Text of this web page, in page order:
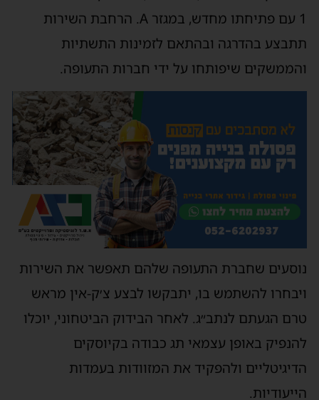
1 עם פתיחתו מחדש, במגזר A. הרחבת השירות
תתבצע בהדרגה ובהתאם לזמינות התשתיות
והממשקים שיפותחו על ידי חברות התעופה.
נוסעים שחברת התעופה שלהם תאפשר את השירות
ויבחרו להשתמש בו, יתבקשו לבצע צ׳ק-אין מראש
טרם הגעתם לנתב״ג. לאחר הבידוק הביטחוני, יוכלו
להנפיק באופן עצמאי תג כבודה בקיוסקים
הדיגיטליים ולהפקיד את המזוודות בעמדות
הייעודיות.